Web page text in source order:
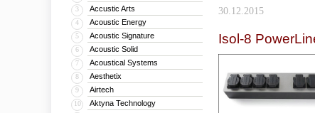
3 Accustic Arts
4 Acoustic Energy
5 Acoustic Signature
6 Acoustic Solid
7 Acoustical Systems
8 Aesthetix
9 Airtech
10 Aktyna Technology
30.12.2015
Isol-8